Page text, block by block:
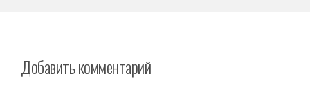
Добавить комментарий